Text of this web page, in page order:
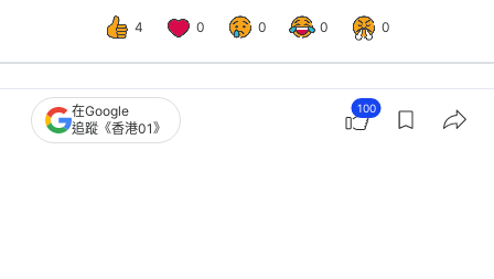
4 0 0 0 0
港聞 社會新聞
在Google
追蹤《香港01》
100